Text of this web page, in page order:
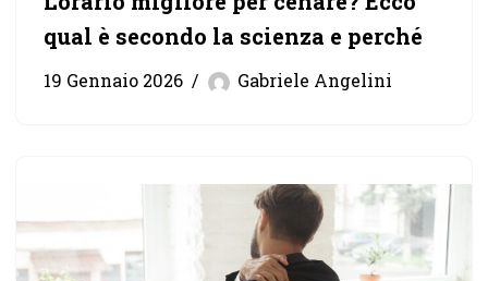
qual è secondo la scienza e perché
19 Gennaio 2026 Gabriele Angelini